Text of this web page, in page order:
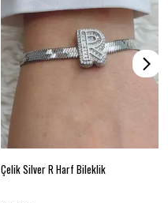
Çelik Silver R Harf Bileklik